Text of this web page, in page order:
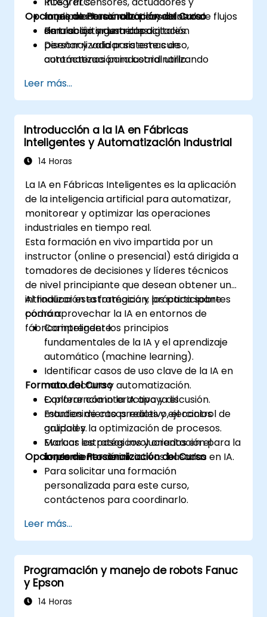
manipuladores robóticos dentro de flujos
de trabajo industriales.
Diseñar y validar sistemas de
automatización industrial utilizando
Implementación de proyectos de
simulación y gemelos digitales.
Opciones de Personalización del Curso
Para solicitar una capacitación
personalizada para este curso,
contáctenos para coordinarlo.
Leer más...
Introducción a la IA en Fábricas
Inteligentes y Automatización Industrial
14 Horas
La IA en Fábricas Inteligentes es la aplicación
de la inteligencia artificial para automatizar,
monitorear y optimizar las operaciones
industriales en tiempo real.
Esta formación en vivo impartida por un
instructor (online o presencial) está dirigida a
tomadores de decisiones y líderes técnicos
de nivel principiante que desean obtener una
introducción estratégica y práctica sobre
cómo aprovechar la IA en entornos de
fábrica inteligente.
Al finalizar esta formación, los participantes
podrán:
Comprender los principios
fundamentales de la IA y el aprendizaje
automático (machine learning).
Identificar casos de uso clave de la IA en
manufactura y automatización.
Explorar cómo la IA apoya el
mantenimiento predictivo, el control de
calidad y la optimización de procesos.
Evaluar los pasos involucrados en el
lanzamiento de iniciativas basadas en IA.
Formato del Curso
Conferencia interactiva y discusión.
Estudios de casos reales y ejercicios
grupales.
Marcos estratégicos y orientación para la
implementación.
Opciones de Personalización del Curso
Para solicitar una formación
personalizada para este curso,
contáctenos para coordinarlo.
Leer más...
Programación y manejo de robots Fanuc
y Epson
14 Horas